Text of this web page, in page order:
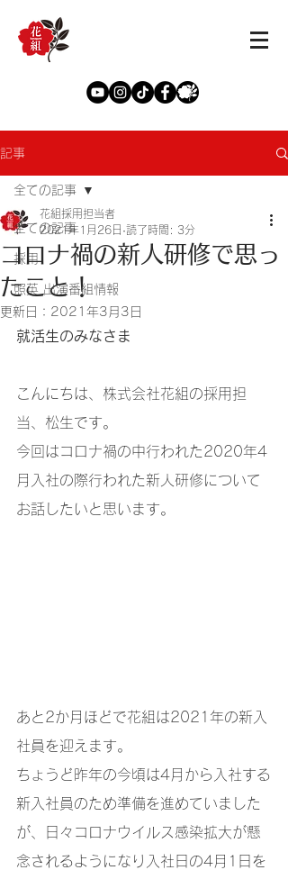
記事
全ての記事
採用
照英 出演番組情報
全ての記事
コロナ禍の新人研修で思っ
たこと！
花組採用担当者
2021年1月26日 読了時間: 3分
更新日： 2021年3月3日
就活生のみなさま
こんにちは、株式会社花組の採用担
当、松生です。
今回はコロナ禍の中行われた2020年4
月入社の際行われた新人研修について
お話したいと思います。
あと2か月ほどで花組は2021年の新入
社員を迎えます。
ちょうど昨年の今頃は4月から入社する
新入社員のため準備を進めていました
が、日々コロナウイルス感染拡大が懸
念されるようになり入社日の4月1日を